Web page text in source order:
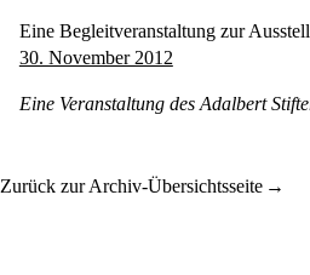
Eine Begleitveranstaltung zur
30. November 2012
Eine Veranstaltung des Adalbert
Zurück zur Archiv-Übersichtsseite